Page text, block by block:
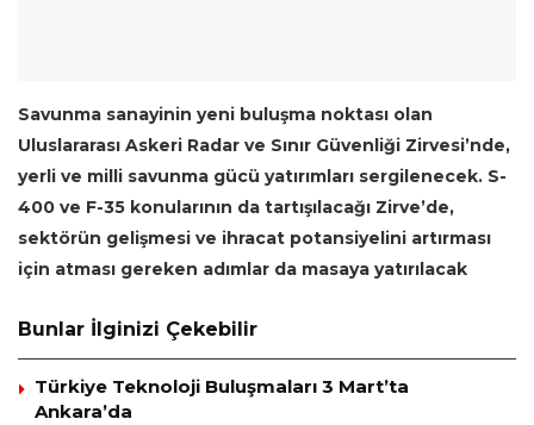
Savunma sanayinin yeni buluşma noktası olan
Uluslararası Askeri Radar ve Sınır Güvenliği Zirvesi’nde,
yerli ve milli savunma gücü yatırımları sergilenecek. S-
400 ve F-35 konularının da tartışılacağı Zirve’de,
sektörün gelişmesi ve ihracat potansiyelini artırması
için atması gereken adımlar da masaya yatırılacak
Bunlar İlginizi Çekebilir
Türkiye Teknoloji Buluşmaları 3 Mart’ta
Ankara’da